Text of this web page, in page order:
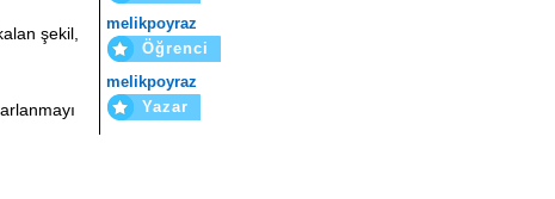
şekil,
melikpoyraz
Öğrenci
melikpoyraz
Yazar